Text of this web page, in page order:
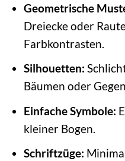
Geometrische
Dreiecke oder
Farbkontrasten.
Silhouetten:
Bäumen oder
Einfache Symbole:
kleiner Bogen.
Schriftzüge: